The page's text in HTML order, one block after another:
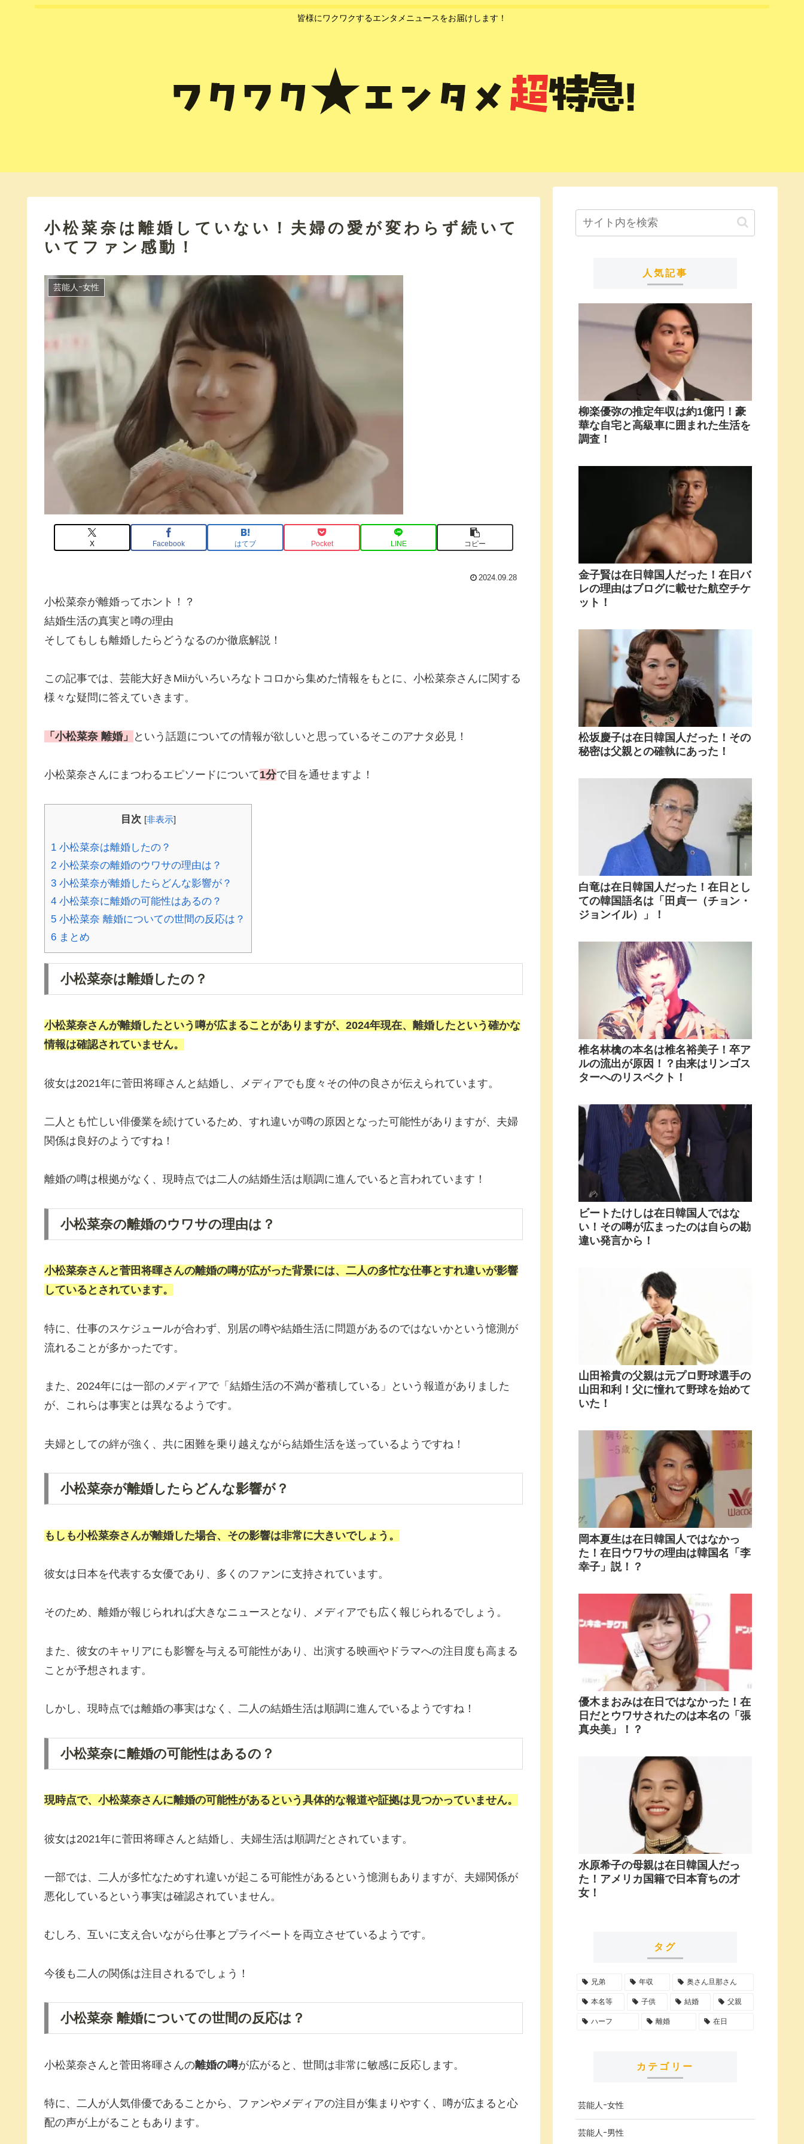
皆様にワクワクするエンタメニュースをお届けします！
小松菜奈は離婚していない！夫婦の愛が変わらず続いて
いてファン感動！
芸能人ｰ女性
X Facebook はてブ Pocket LINE コピー
2024.09.28
小松菜奈が離婚ってホント！？
結婚生活の真実と噂の理由
そしてもしも離婚したらどうなるのか徹底解説！
この記事では、芸能大好きMiiがいろいろなトコロから集めた情報をもとに、小松菜奈さんに関する
様々な疑問に答えていきます。
「小松菜奈 離婚」 という話題についての情報が欲しいと思っているそこのアナタ必見！
小松菜奈さんにまつわるエピソードについて1分で目を通せますよ！
目次 [非表示]
1 小松菜奈は離婚したの？
2 小松菜奈の離婚のウワサの理由は？
3 小松菜奈が離婚したらどんな影響が？
4 小松菜奈に離婚の可能性はあるの？
5 小松菜奈 離婚についての世間の反応は？
6 まとめ
小松菜奈は離婚したの？
小松菜奈さんが離婚したという噂が広まることがありますが、2024年現在、離婚したという確かな
情報は確認されていません。
彼女は2021年に菅田将暉さんと結婚し、メディアでも度々その仲の良さが伝えられています。
二人とも忙しい俳優業を続けているため、すれ違いが噂の原因となった可能性がありますが、夫婦
関係は良好のようですね！
離婚の噂は根拠がなく、現時点では二人の結婚生活は順調に進んでいると言われています！
小松菜奈の離婚のウワサの理由は？
小松菜奈さんと菅田将暉さんの離婚の噂が広がった背景には、二人の多忙な仕事とすれ違いが影響
しているとされています。
特に、仕事のスケジュールが合わず、別居の噂や結婚生活に問題があるのではないかという憶測が
流れることが多かったです。
また、2024年には一部のメディアで「結婚生活の不満が蓄積している」という報道がありました
が、これらは事実とは異なるようです。
夫婦としての絆が強く、共に困難を乗り越えながら結婚生活を送っているようですね！
小松菜奈が離婚したらどんな影響が？
もしも小松菜奈さんが離婚した場合、その影響は非常に大きいでしょう。
彼女は日本を代表する女優であり、多くのファンに支持されています。
そのため、離婚が報じられれば大きなニュースとなり、メディアでも広く報じられるでしょう。
また、彼女のキャリアにも影響を与える可能性があり、出演する映画やドラマへの注目度も高まる
ことが予想されます。
しかし、現時点では離婚の事実はなく、二人の結婚生活は順調に進んでいるようですね！
小松菜奈に離婚の可能性はあるの？
現時点で、小松菜奈さんに離婚の可能性があるという具体的な報道や証拠は見つかっていません。
彼女は2021年に菅田将暉さんと結婚し、夫婦生活は順調だとされています。
一部では、二人が多忙なためすれ違いが起こる可能性があるという憶測もありますが、夫婦関係が
悪化しているという事実は確認されていません。
むしろ、互いに支え合いながら仕事とプライベートを両立させているようです。
今後も二人の関係は注目されるでしょう！
小松菜奈 離婚についての世間の反応は？
小松菜奈さんと菅田将暉さんの離婚の噂が広がると、世間は非常に敏感に反応します。
特に、二人が人気俳優であることから、ファンやメディアの注目が集まりやすく、噂が広まると心
配の声が上がることもあります。
人気記事
柳楽優弥の推定年収は約1億円！豪
華な自宅と高級車に囲まれた生活を
調査！
金子賢は在日韓国人だった！在日バ
レの理由はブログに載せた航空チケ
ット！
松坂慶子は在日韓国人だった！その
秘密は父親との確執にあった！
白竜は在日韓国人だった！在日とし
ての韓国語名は「田貞一（チョン・
ジョンイル）」！
椎名林檎の本名は椎名裕美子！卒ア
ルの流出が原因！？由来はリンゴス
ターへのリスペクト！
ビートたけしは在日韓国人ではな
い！その噂が広まったのは自らの勘
違い発言から！
山田裕貴の父親は元プロ野球選手の
山田和利！父に憧れて野球を始めて
いた！
岡本夏生は在日韓国人ではなかっ
た！在日ウワサの理由は韓国名「李
幸子」説！？
優木まおみは在日ではなかった！在
日だとウワサされたのは本名の「張
真央美」！？
水原希子の母親は在日韓国人だっ
た！アメリカ国籍で日本育ちの才
女！
タグ
兄弟 年収 奥さん旦那さん
本名等 子供 結婚 父親
ハーフ 離婚 在日
カテゴリー
芸能人ｰ女性
芸能人ｰ男性